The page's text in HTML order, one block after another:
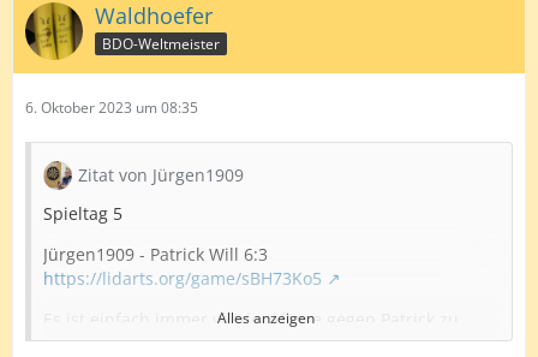
Waldhoefer
BDO-Weltmeister
6. Oktober 2023 um 08:35
Zitat von Jürgen1909
Spieltag 5
Jürgen1909 - Patrick Will 6:3
https://lidarts.org/game/sBH73Ko5
Es ist einfach immer wieder klasse gegen Patrick zu
spielen.
Alles anzeigen